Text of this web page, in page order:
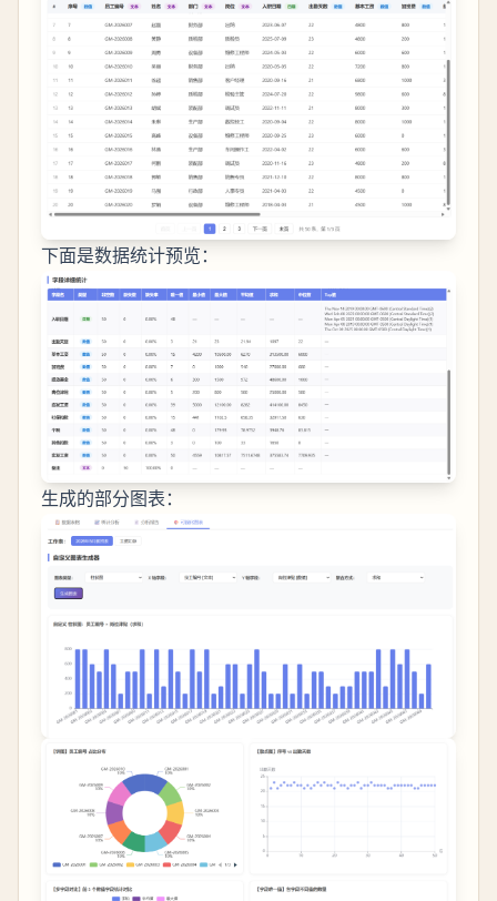
下面是数据统计预览：
生成的部分图表：